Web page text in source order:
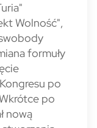
Wolność",
formuły
po
po
nową